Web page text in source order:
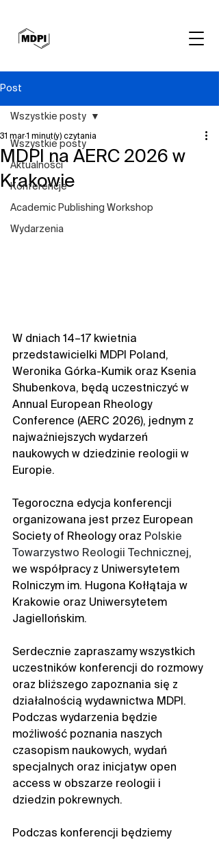
Post
Wszystkie posty
Aktualności
Konferencje
Academic Publishing Workshop
Wydarzenia
Wszystkie posty
MDPI na AERC 2026 w
Krakowie
31 mar 1 minut(y) czytania
W dniach 14–17 kwietnia
przedstawicielki MDPI Poland,
Weronika Górka-Kumik oraz Ksenia
Shubenkova, będą uczestniczyć w
Annual European Rheology
Conference (AERC 2026), jednym z
najważniejszych wydarzeń
naukowych w dziedzinie reologii w
Europie.
Tegoroczna edycja konferencji
organizowana jest przez European
Society of Rheology oraz Polskie
Towarzystwo Reologii Technicznej,
we współpracy z Uniwersytetem
Rolniczym im. Hugona Kołłątaja w
Krakowie oraz Uniwersytetem
Jagiellońskim.
Serdecznie zapraszamy wszystkich
uczestników konferencji do rozmowy
oraz bliższego zapoznania się z
działalnością wydawnictwa MDPI.
Podczas wydarzenia będzie
możliwość poznania naszych
czasopism naukowych, wydań
specjalnych oraz inicjatyw open
access w obszarze reologii i
dziedzin pokrewnych.
Podczas konferencji będziemy